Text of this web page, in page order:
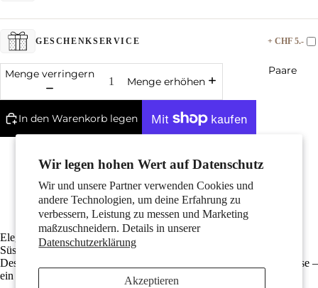
Wir legen hohen Wert auf Datenschutz
Wir und unsere Partner verwenden Cookies und
andere Technologien, um deine Erfahrung zu
verbessern, Leistung zu messen und Marketing
maßzuschneidern. Details in unserer
Datenschutzerklärung
Akzeptieren
Paare
GESCHENKSERVICE + CHF 5.-
Menge verringern
Menge erhöhen
In den Warenkorb legen
Gefertigt aus recyceltem 375er Gold
Die Gesamtlänge ist 34 mm
Kostenlose Lieferung
Elegante Damen Ohrhänger aus 375er Gelbgold mit schimmernden
Süsswasserzuchtperlen und funkelnden Diamanten. Das filigrane
Design verleiht jedem Outfit zeitlose Eleganz und stilvolle Raffinesse –
ein perfektes Accessoire für besondere Anlässe oder den Alltag.